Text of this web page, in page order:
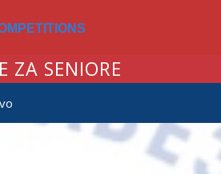
ZA SENIORE